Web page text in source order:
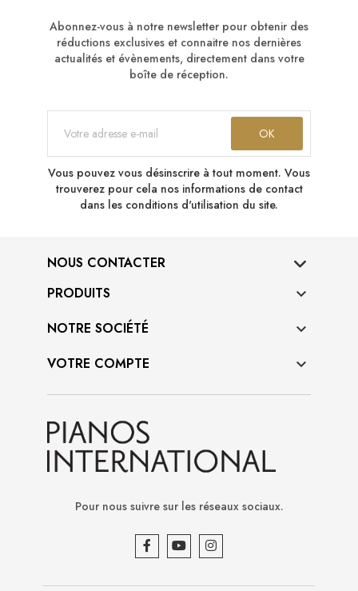
Abonnez-vous à notre newsletter pour obtenir des
réductions exclusives et connaitre nos dernières
actualités et évènements, directement dans votre
boîte de réception.
Vous pouvez vous désinscrire à tout moment. Vous
trouverez pour cela nos informations de contact
dans les conditions d'utilisation du site.
NOUS CONTACTER
PRODUITS

NOTRE SOCIÉTÉ 
VOTRE COMPTE 
Pour nous suivre sur les réseaux sociaux.